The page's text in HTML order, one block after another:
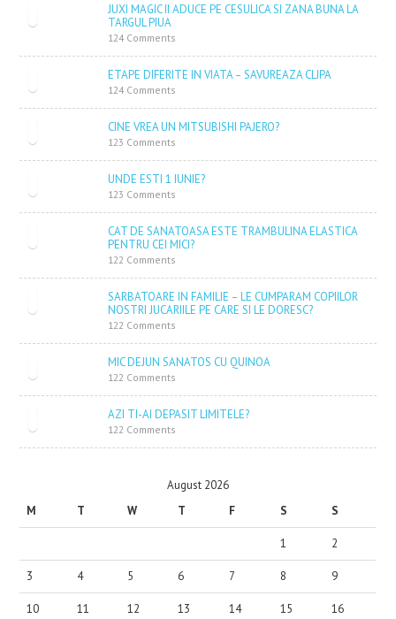
JUXI MAGIC II ADUCE PE CESULICA SI ZANA BUNA LA
TARGUL PIUA
124 Comments
ETAPE DIFERITE IN VIATA – SAVUREAZA CLIPA
124 Comments
CINE VREA UN MITSUBISHI PAJERO?
123 Comments
UNDE ESTI 1 IUNIE?
123 Comments
CAT DE SANATOASA ESTE TRAMBULINA ELASTICA
PENTRU CEI MICI?
122 Comments
SARBATOARE IN FAMILIE – LE CUMPARAM COPIILOR
NOSTRI JUCARIILE PE CARE SI LE DORESC?
122 Comments
MIC DEJUN SANATOS CU QUINOA
122 Comments
AZI TI-AI DEPASIT LIMITELE?
122 Comments
August 2026
M
T W T F S S
1 2
3 4 5 6 7 8 9
10 11 12 13 14 15 16